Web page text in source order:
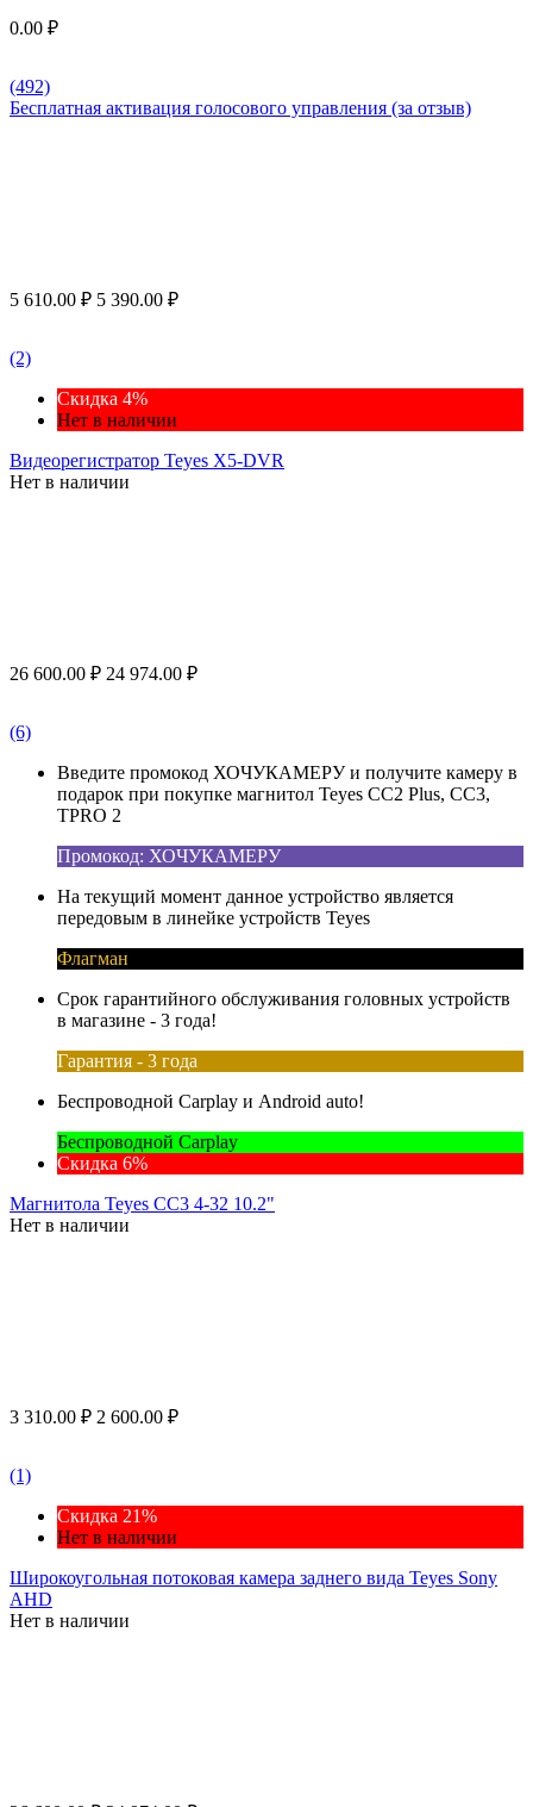
0.00 ₽
(492)
Бесплатная активация голосового управления (за отзыв)
5 610.00 ₽ 5 390.00 ₽
(2)
Скидка 4%
Нет в наличии
Видеорегистратор Teyes X5-DVR
Нет в наличии
26 600.00 ₽ 24 974.00 ₽
(6)
Введите промокод ХОЧУКАМЕРУ и получите камеру в
подарок при покупке магнитол Teyes CC2 Plus, CC3,
TPRO 2
Промокод: ХОЧУКАМЕРУ
На текущий момент данное устройство является
передовым в линейке устройств Teyes
Флагман
Срок гарантийного обслуживания головных устройств
в магазине - 3 года!
Гарантия - 3 года
Беспроводной Carplay и Android auto!
Беспроводной Carplay
Скидка 6%
Магнитола Teyes CC3 4-32 10.2"
Нет в наличии
3 310.00 ₽ 2 600.00 ₽
(1)
Скидка 21%
Нет в наличии
Широкоугольная потоковая камера заднего вида Teyes Sony
AHD
Нет в наличии